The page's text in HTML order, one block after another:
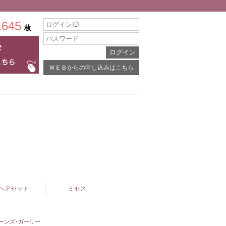
枚
ＷＥＢからの申し込みはこちら
アセット ミセス
ンズ･ガーリー